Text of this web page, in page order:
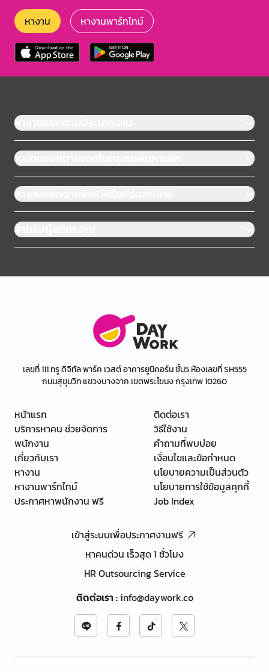
หางาน หางานพาร์ทไทม์
หางานแยกตามประเภทงาน
หางานแยกตามเขตในกรุงเทพมหานคร
หางานแยกตามจังหวัดในประเทศไทย
สำหรับผู้สมัครงาน
เลขที่ 111 ทรู ดิจิทัล พาร์ค เวสต์ อาคารยูนิคอร์น ชั้น5 ห้องเลขที่ SH555
ถนนสุขุมวิท แขวงบางจาก เขตพระโขนง กรุงเทพ 10260
หน้าแรก
บริการหาคน ช่วยจัดการ
พนักงาน
เกี่ยวกับเรา
หางาน
หางานพาร์ทไทม์
ประกาศหาพนักงาน ฟรี
ติดต่อเรา
วิธีใช้งาน
คำถามที่พบบ่อย
เงื่อนไขและข้อกำหนด
นโยบายความเป็นส่วนตัว
นโยบายการใช้ข้อมูลคุกกี้
Job Index
เข้าสู่ระบบเพื่อประกาศงานฟรี
หาคนด่วน เร็วสุด 1 ชั่วโมง
HR Outsourcing Service
ติดต่อเรา:info@daywork.co